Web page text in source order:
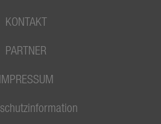
KONTAKT
PARTNER
IMPRESSUM